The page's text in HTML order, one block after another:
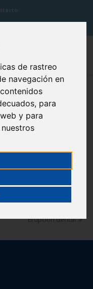
de rastreo
navegación en
para
y para
de los tejidos que
periodontal yhueso
Erupción dental